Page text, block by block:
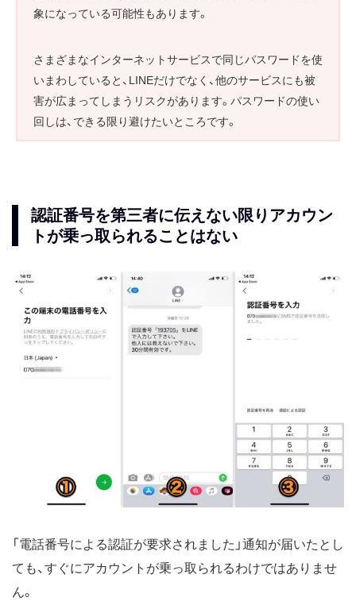
象になっている可能性もあります。
さまざまなインターネットサービスで同じパスワードを使
いまわしていると、LINEだけでなく、他のサービスにも被
害が広まってしまうリスクがあります。パスワードの使い
回しは、できる限り避けたいところです。
認証番号を第三者に伝えない限りアカウン
トが乗っ取られることはない
「電話番号による認証が要求されました」通知が届いたとし
ても、すぐにアカウントが乗っ取られるわけではありませ
ん。